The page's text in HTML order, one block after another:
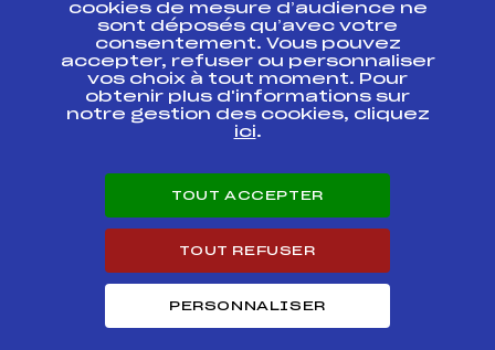
Projet de performance fédéral
Antidopage
Pôle Développement, Formation, Suivi
Scientifique
Listes ministérielles
Pôle vie de l’athlète
Carrières
cookies de mesure d’audience ne
sont déposés qu’avec votre
consentement. Vous pouvez
accepter, refuser ou personnaliser
vos choix à tout moment. Pour
obtenir plus d'informations sur
notre gestion des cookies, cliquez
ici.
TOUT ACCEPTER
TOUT REFUSER
PERSONNALISER